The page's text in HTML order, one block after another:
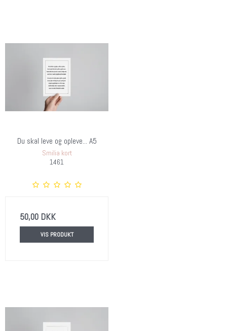
Du skal leve og opleve... A5
Smilia kort
1461
50,00 DKK
VIS PRODUKT